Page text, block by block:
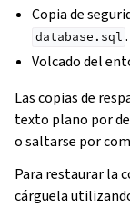
Copia de
database.sql .
Volcado del
Las copias de
texto plano por
o saltarse por
Para restaurar la
cárguela